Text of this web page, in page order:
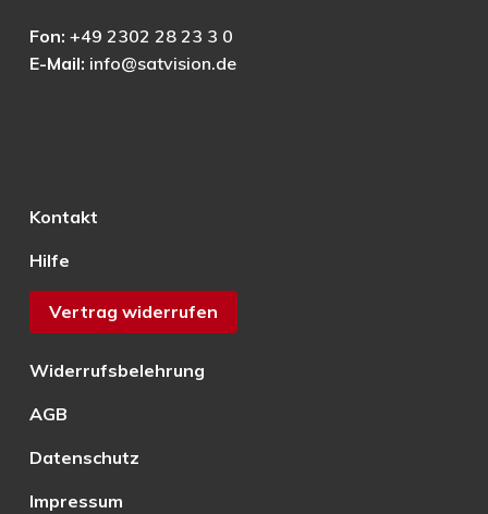
Fon: +49 2302 28 23 3 0
E-Mail: info@satvision.de
Kontakt
Hilfe
Vertrag widerrufen
Widerrufsbelehrung
AGB
Datenschutz
Impressum